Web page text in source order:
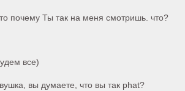
почему Ты так на меня смотришь. что?
все)
вы думаете, что вы так phat?